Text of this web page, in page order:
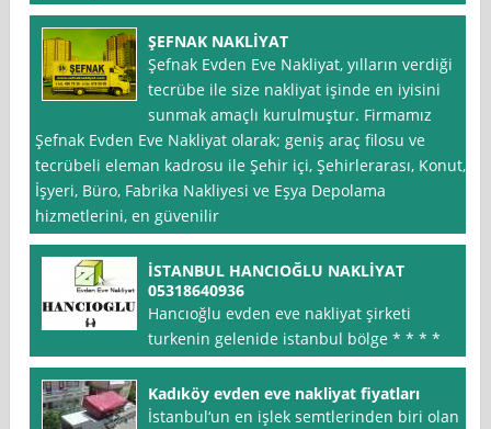
ŞEFNAK NAKLİYAT
Şefnak Evden Eve Nakliyat, yılların verdiği
tecrübe ile size nakliyat işinde en iyisini
sunmak amaçlı kurulmuştur. Firmamız
Şefnak Evden Eve Nakliyat olarak; geniş araç filosu ve
tecrübeli eleman kadrosu ile Şehir içi, Şehirlerarası, Konut,
İşyeri, Büro, Fabrika Nakliyesi ve Eşya Depolama
hizmetlerini, en güvenilir
İSTANBUL HANCIOĞLU NAKLİYAT
05318640936
Hancıoğlu evden eve nakliyat şirketi
turkenin gelenide istanbul bölge * * * *
Kadıköy evden eve nakliyat fiyatları
İstanbul‘un en işlek semtlerinden biri olan